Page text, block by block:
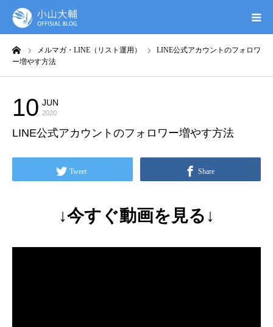
メルマガ・LINE（リスト運用）
LINE公式アカウントのフォロワ
ー増やす方法
10 JUN
2020
LINE公式アカウントのフォロワー増やす方法
Tweet Share
↓今すぐ動画を見る↓
UTAGE(ウタゲ)
無料ガイドブック
プロフィール